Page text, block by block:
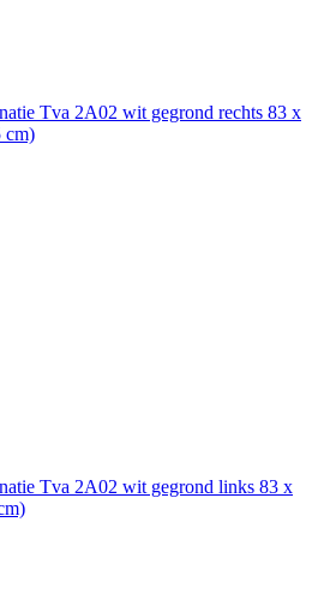
Tva 2A02 wit gegrond rechts 83 x
cm)
Tva 2A02 wit gegrond links 83 x